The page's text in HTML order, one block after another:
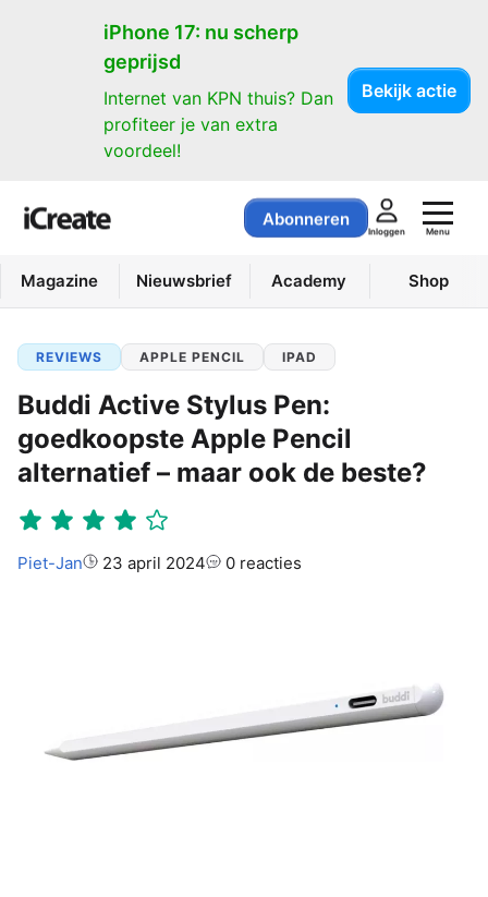
iPhone 17: nu scherp
geprijsd
Internet van KPN thuis? Dan
profiteer je van extra
voordeel!
Bekijk actie
Abonneren
Inloggen Menu
Magazine Nieuwsbrief Academy Shop
REVIEWS APPLE PENCIL IPAD
Buddi Active Stylus Pen:
goedkoopste Apple Pencil
alternatief – maar ook de beste?
Auteur:
Piet-Jan 23 april 2024 0 reacties